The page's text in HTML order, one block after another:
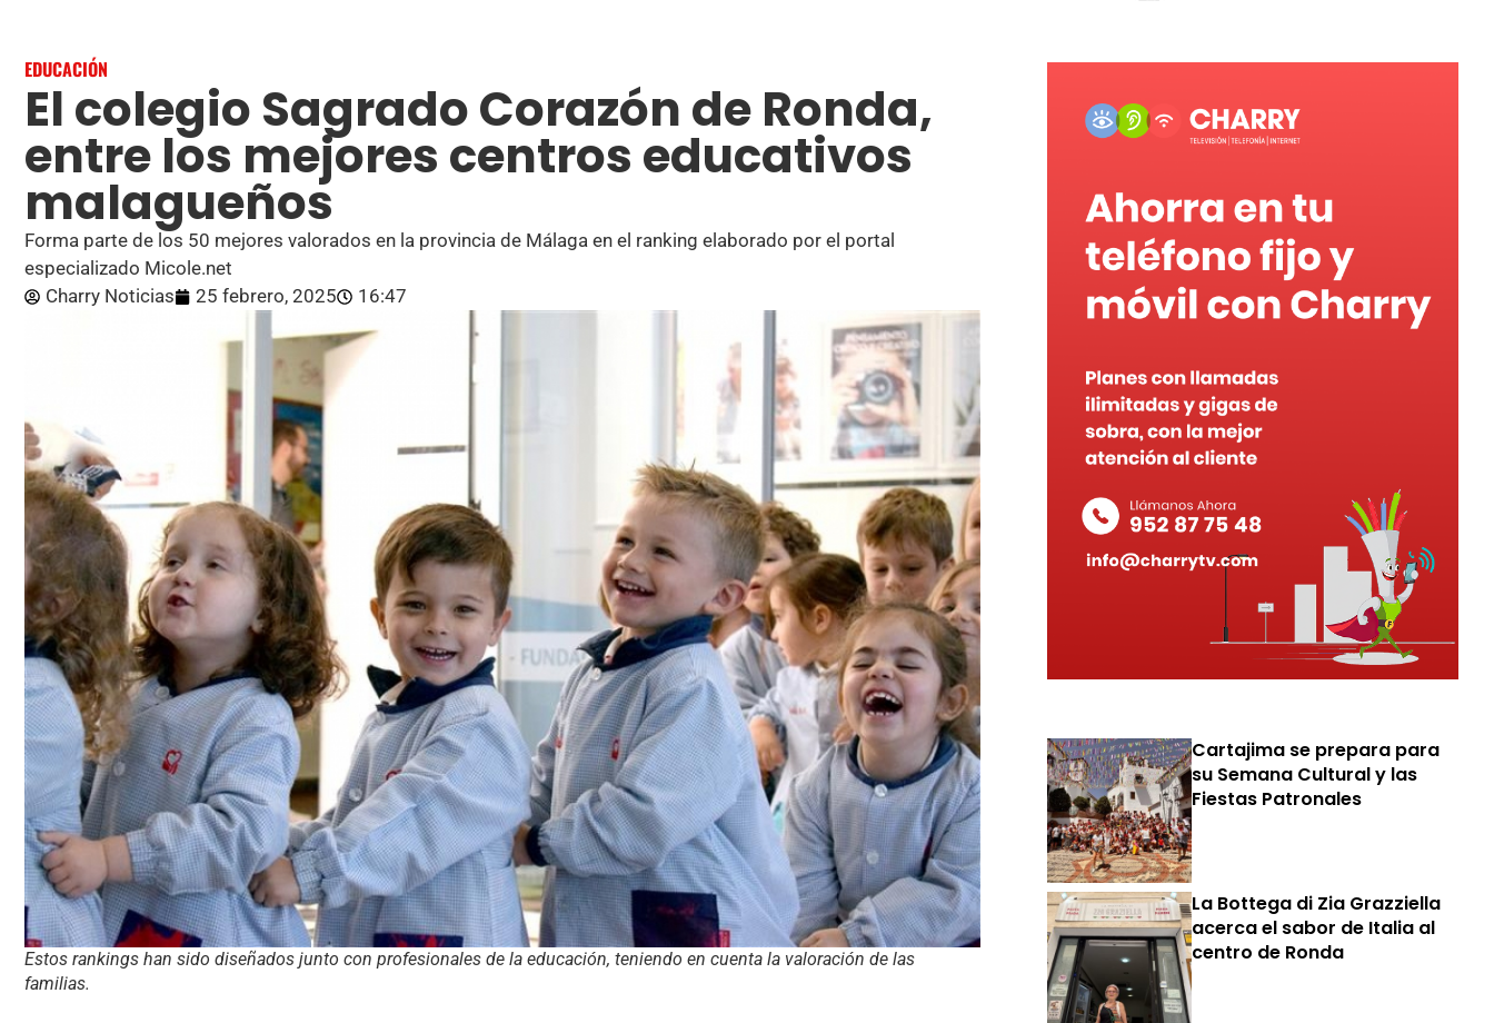
EDUCACIÓN
El colegio Sagrado Corazón de Ronda,
entre los mejores centros educativos
malagueños
Forma parte de los 50 mejores valorados en la provincia de Málaga en el ranking elaborado por el portal
especializado Micole.net
Charry Noticias
25 febrero, 2025 16:47
Estos rankings han sido diseñados junto con profesionales de la educación, teniendo en cuenta la valoración de las
familias.
Cartajima se prepara para
su Semana Cultural y las
Fiestas Patronales
La Bottega di Zia Grazziella
acerca el sabor de Italia al
centro de Ronda